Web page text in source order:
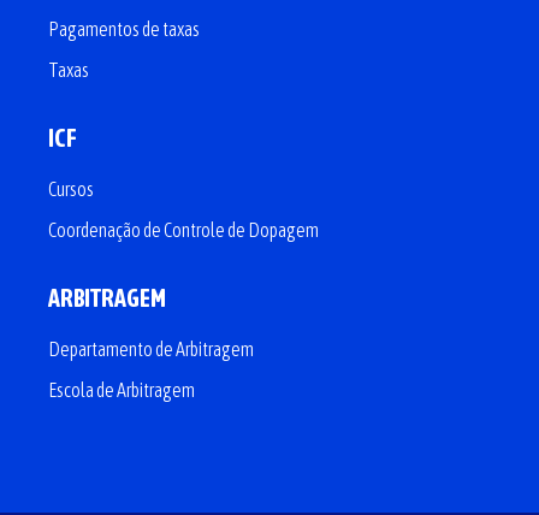
Pagamentos de taxas
Taxas
ICF
Cursos
Coordenação de Controle de Dopagem
ARBITRAGEM
Departamento de Arbitragem
Escola de Arbitragem